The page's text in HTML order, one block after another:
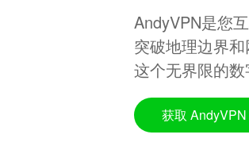
AndyVPN是您
突破地理边界
这个无界限的数
获取 AndyVPN